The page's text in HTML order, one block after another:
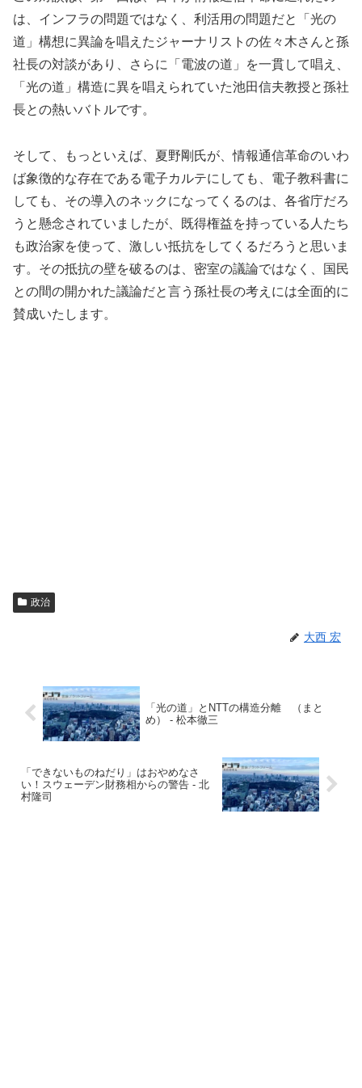
は、インフラの問題ではなく、利活用の問題だと「光の
道」構想に異論を唱えたジャーナリストの佐々木さんと孫
社長の対談があり、さらに「電波の道」を一貫して唱え、
「光の道」構造に異を唱えられていた池田信夫教授と孫社
長との熱いバトルです。
そして、もっといえば、夏野剛氏が、情報通信革命のいわ
ば象徴的な存在である電子カルテにしても、電子教科書に
しても、その導入のネックになってくるのは、各省庁だろ
うと懸念されていましたが、既得権益を持っている人たち
も政治家を使って、激しい抵抗をしてくるだろうと思いま
す。その抵抗の壁を破るのは、密室の議論ではなく、国民
との間の開かれた議論だと言う孫社長の考えには全面的に
賛成いたします。
政治
大西 宏
「光の道」とNTTの構造分離 （まと
め） - 松本徹三
「できないものねだり」はおやめなさ
い！スウェーデン財務相からの警告 - 北
村隆司